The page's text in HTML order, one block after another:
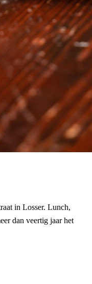
in Losser. Lunch,
dan veertig jaar het